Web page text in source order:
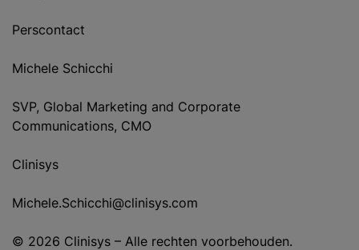
Perscontact
Michele Schicchi
SVP, Global Marketing and Corporate
Communications, CMO
Clinisys
Michele.Schicchi@clinisys.com
© 2026 Clinisys – Alle rechten voorbehouden.